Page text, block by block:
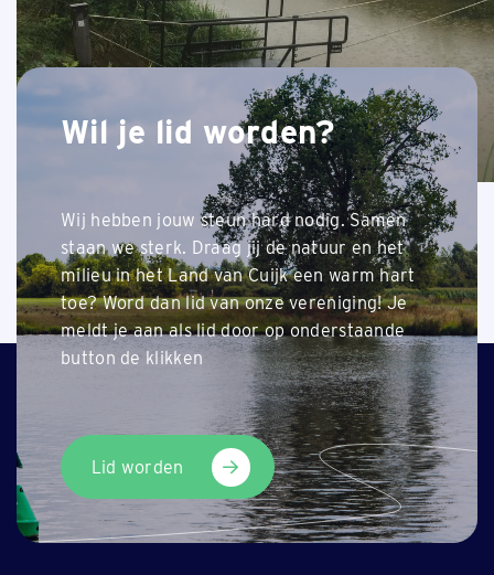
Terug naar nieuwsoverzicht
Wil je lid worden?
Wij hebben jouw steun hard nodig. Samen
staan we sterk. Draag jij de natuur en het
milieu in het Land van Cuijk een warm hart
toe? Word dan lid van onze vereniging! Je
meldt je aan als lid door op onderstaande
button de klikken
Lid worden